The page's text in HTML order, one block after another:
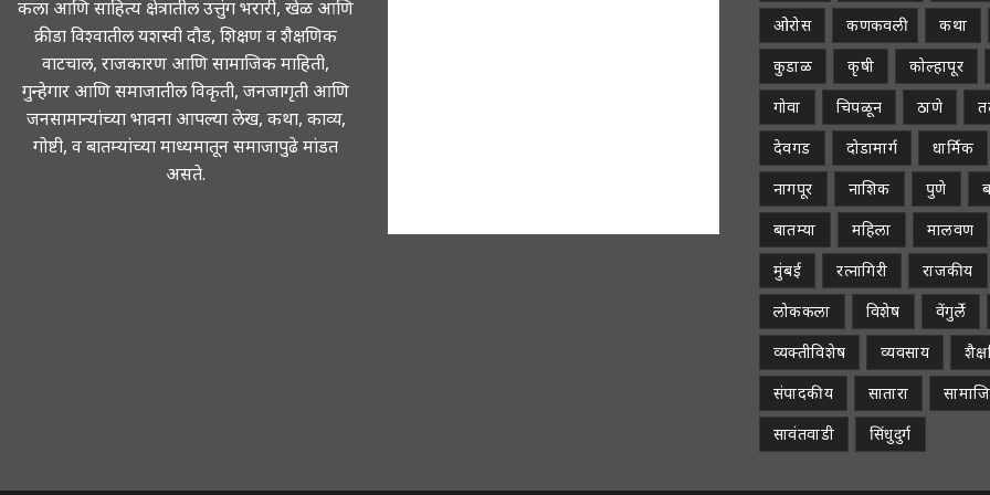
कला आणि साहित्य क्षेत्रातील उत्तुंग भरारी, खेळ आणि
क्रीडा विश्वातील यशस्वी दौड, शिक्षण व शैक्षणिक
वाटचाल, राजकारण आणि सामाजिक माहिती,
गुन्हेगार आणि समाजातील विकृती, जनजागृती आणि
जनसामान्यांच्या भावना आपल्या लेख, कथा, काव्य,
गोष्टी, व बातम्यांच्या माध्यमातून समाजापुढे मांडत
असते.
ओरोस
कणकवली कथा
कुडाळ
कृषी कोल्हापूर
गोवा
चिपळून ठाणे
देवगड
दोडामार्ग धार्मिक
नागपूर
नाशिक पुणे
बातम्या
महिला मालवण
मुंबई
रत्नागिरी राजकीय
लोककला
विशेष वेंगुर्ले
व्यक्तीविशेष
व्यवसाय
संपादकीय
सातारा
सावंतवाडी
सिंधुदुर्ग